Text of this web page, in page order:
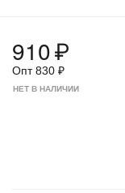
910₽
Опт830 ₽
НЕТ В НАЛИЧИИ